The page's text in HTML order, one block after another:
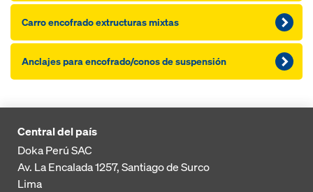
Carro encofrado extructuras mixtas
Anclajes para encofrado/conos de suspensión
Central del país
Doka Perú SAC
Av. La Encalada 1257,Santiago de Surco
Lima